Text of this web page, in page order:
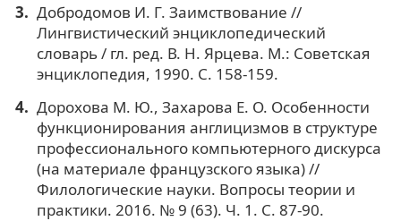
Добродомов И. Г. Заимствование //
Лингвистический энциклопедический
словарь / гл. ред. В. Н. Ярцева. М.: Советская
энциклопедия, 1990. С. 158-159.
Дорохова М. Ю., Захарова Е. О. Особенности
функционирования англицизмов в структуре
профессионального компьютерного дискурса
(на материале французского языка) //
Филологические науки. Вопросы теории и
практики. 2016. № 9 (63). Ч. 1. C. 87-90.